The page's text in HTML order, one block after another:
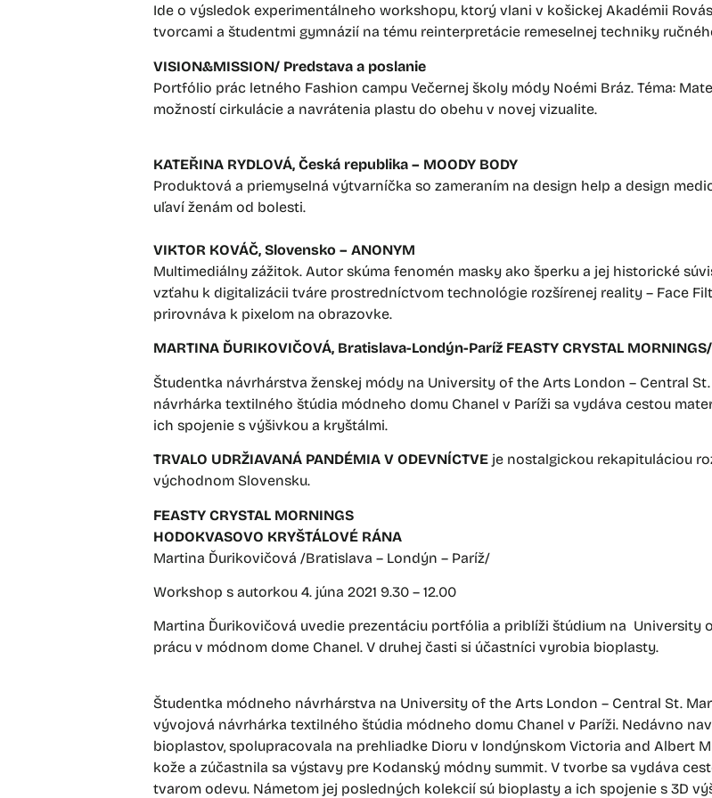
Ide o výsledok experimentálneho workshopu, ktorý vlani v košickej Akadémii
tvorcami a študentmi gymnázií na tému reinterpretácie remeselnej techniky
VISION&MISSION/ Predstava a poslanie
Portfólio prác letného Fashion campu Večernej školy módy Noémi Bráz. Téma:
možností cirkulácie a navrátenia plastu do obehu v novej vizualite.
KATEŘINA RYDLOVÁ, Česká republika – MOODY BODY
Produktová a priemyselná výtvarníčka so zameraním na design help a design
uľaví ženám od bolesti.
VIKTOR KOVÁČ, Slovensko – ANONYM
Multimediálny zážitok. Autor skúma fenomén masky ako šperku a jej historické
vzťahu k digitalizácii tváre prostredníctvom technológie rozšírenej reality – Face
prirovnáva k pixelom na obrazovke.
MARTINA ĎURIKOVIČOVÁ, Bratislava-Londýn-Paríž FEASTY CRYSTAL
Študentka návrhárstva ženskej módy na University of the Arts London – Central
návrhárka textilného štúdia módneho domu Chanel v Paríži sa vydáva cestou
ich spojenie s výšivkou a kryštálmi.
TRVALO UDRŽIAVANÁ PANDÉMIA V ODEVNÍCTVE je nostalgickou rekapituláciou
východnom Slovensku.
FEASTY CRYSTAL MORNINGS
HODOKVASOVO KRYŠTÁLOVÉ RÁNA
Martina Ďurikovičová /Bratislava – Londýn – Paríž/
Workshop s autorkou 4. júna 2021 9.30 – 12.00
Martina Ďurikovičová uvedie prezentáciu portfólia a priblíži štúdium na University
prácu v módnom dome Chanel. V druhej časti si účastníci vyrobia bioplasty.
Študentka módneho návrhárstva na University of the Arts London – Central St.
vývojová návrhárka textilného štúdia módneho domu Chanel v Paríži. Nedávno
bioplastov, spolupracovala na prehliadke Dioru v londýnskom Victoria and Albert
kože a zúčastnila sa výstavy pre Kodanský módny summit. V tvorbe sa vydáva
tvarom odevu. Námetom jej posledných kolekcií sú bioplasty a ich spojenie s 3D